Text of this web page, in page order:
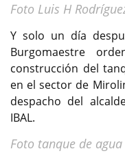
Foto Luis H
Y solo un día
Burgomaestre
construcción del
en el sector de
despacho del
IBAL.
Foto tanque de